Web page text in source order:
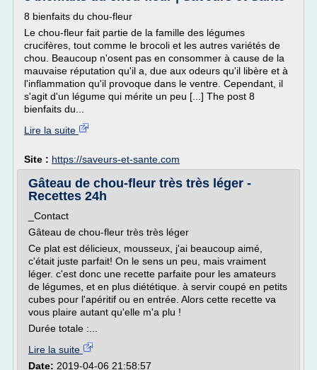
8 bienfaits du chou-fleur
Le chou-fleur fait partie de la famille des légumes
crucifères, tout comme le brocoli et les autres variétés de
chou. Beaucoup n'osent pas en consommer à cause de la
mauvaise réputation qu'il a, due aux odeurs qu'il libère et à
l'inflammation qu'il provoque dans le ventre. Cependant, il
s'agit d'un légume qui mérite un peu [...] The post 8
bienfaits du...
Lire la suite
Site : https://saveurs-et-sante.com
Gâteau de chou-fleur très très léger -
Recettes 24h
_Contact
Gâteau de chou-fleur très très léger
Ce plat est délicieux, mousseux, j'ai beaucoup aimé,
c'était juste parfait! On le sens un peu, mais vraiment
léger. c'est donc une recette parfaite pour les amateurs
de légumes, et en plus diététique. à servir coupé en petits
cubes pour l'apéritif ou en entrée. Alors cette recette va
vous plaire autant qu'elle m'a plu !
Durée totale :...
Lire la suite
Date: 2019-04-06 21:58:57